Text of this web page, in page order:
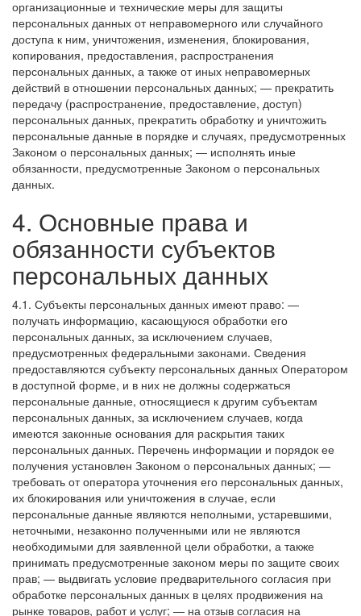
организационные и технические меры для защиты
персональных данных от неправомерного или случайного
доступа к ним, уничтожения, изменения, блокирования,
копирования, предоставления, распространения
персональных данных, а также от иных неправомерных
действий в отношении персональных данных; — прекратить
передачу (распространение, предоставление, доступ)
персональных данных, прекратить обработку и уничтожить
персональные данные в порядке и случаях, предусмотренных
Законом о персональных данных; — исполнять иные
обязанности, предусмотренные Законом о персональных
данных.
4. Основные права и
обязанности субъектов
персональных данных
4.1. Субъекты персональных данных имеют право: —
получать информацию, касающуюся обработки его
персональных данных, за исключением случаев,
предусмотренных федеральными законами. Сведения
предоставляются субъекту персональных данных Оператором
в доступной форме, и в них не должны содержаться
персональные данные, относящиеся к другим субъектам
персональных данных, за исключением случаев, когда
имеются законные основания для раскрытия таких
персональных данных. Перечень информации и порядок ее
получения установлен Законом о персональных данных; —
требовать от оператора уточнения его персональных данных,
их блокирования или уничтожения в случае, если
персональные данные являются неполными, устаревшими,
неточными, незаконно полученными или не являются
необходимыми для заявленной цели обработки, а также
принимать предусмотренные законом меры по защите своих
прав; — выдвигать условие предварительного согласия при
обработке персональных данных в целях продвижения на
рынке товаров, работ и услуг; — на отзыв согласия на